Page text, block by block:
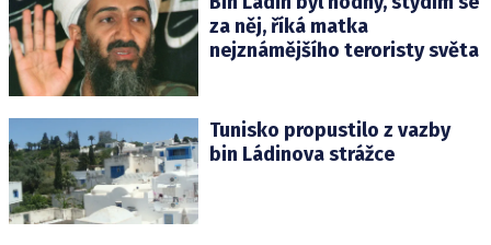
za něj, říká matka
nejznámějšího teroristy světa
Tunisko propustilo z vazby
bin Ládinova strážce